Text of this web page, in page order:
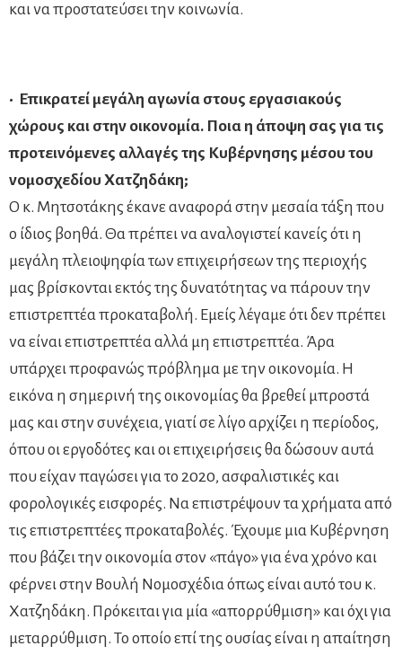
και να προστατεύσει την κοινωνία.
• Επικρατεί μεγάλη αγωνία στους εργασιακούς
χώρους και στην οικονομία. Ποια η άποψη σας για τις
προτεινόμενες αλλαγές της Κυβέρνησης μέσου του
νομοσχεδίου Χατζηδάκη;
Ο κ. Μητσοτάκης έκανε αναφορά στην μεσαία τάξη που
ο ίδιος βοηθά. Θα πρέπει να αναλογιστεί κανείς ότι η
μεγάλη πλειοψηφία των επιχειρήσεων της περιοχής
μας βρίσκονται εκτός της δυνατότητας να πάρουν την
επιστρεπτέα προκαταβολή. Εμείς λέγαμε ότι δεν πρέπει
να είναι επιστρεπτέα αλλά μη επιστρεπτέα. Άρα
υπάρχει προφανώς πρόβλημα με την οικονομία. Η
εικόνα η σημερινή της οικονομίας θα βρεθεί μπροστά
μας και στην συνέχεια, γιατί σε λίγο αρχίζει η περίοδος,
όπου οι εργοδότες και οι επιχειρήσεις θα δώσουν αυτά
που είχαν παγώσει για το 2020, ασφαλιστικές και
φορολογικές εισφορές. Να επιστρέψουν τα χρήματα από
τις επιστρεπτέες προκαταβολές. Έχουμε μια Κυβέρνηση
που βάζει την οικονομία στον «πάγο» για ένα χρόνο και
φέρνει στην Βουλή Νομοσχέδια όπως είναι αυτό του κ.
Χατζηδάκη. Πρόκειται για μία «απορρύθμιση» και όχι για
μεταρρύθμιση. Το οποίο επί της ουσίας είναι η απαίτηση